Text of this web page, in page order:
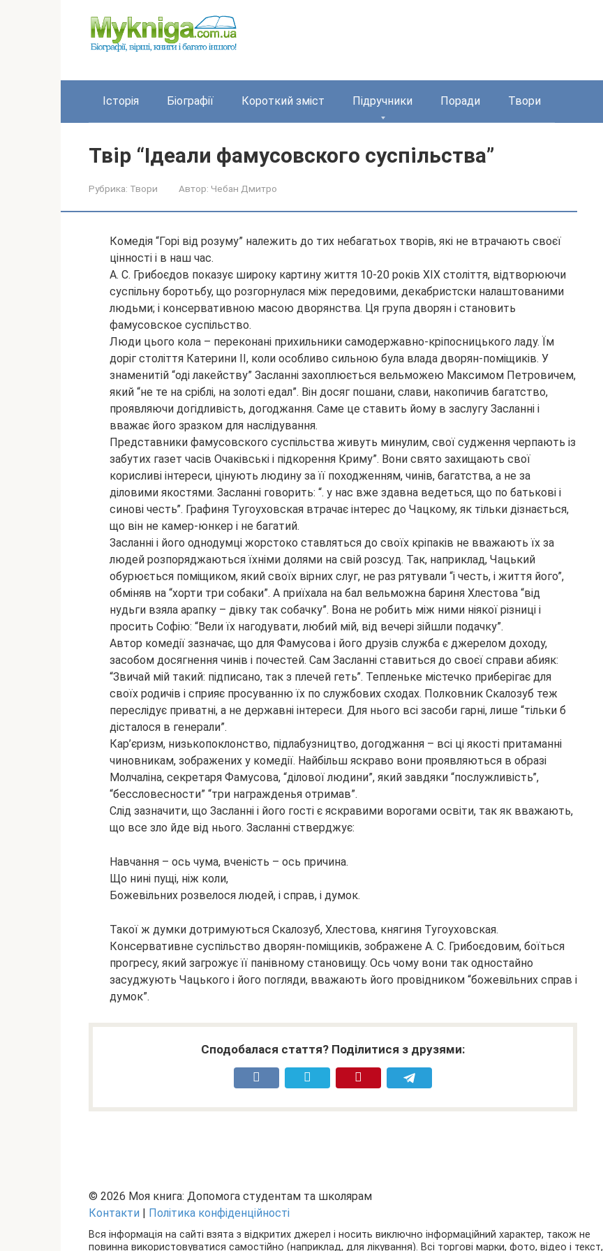
Історія Біографії Короткий зміст Підручники Поради Твори
Твір “Ідеали фамусовского суспільства”
Рубрика: Твори Автор: Чебан Дмитро
Комедія “Горі від розуму” належить до тих небагатьох творів, які не втрачають своєї
цінності і в наш час.
А. С. Грибоєдов показує широку картину життя 10-20 років XIX століття, відтворюючи
суспільну боротьбу, що розгорнулася між передовими, декабристски налаштованими
людьми; і консервативною масою дворянства. Ця група дворян і становить
фамусовское суспільство.
Люди цього кола – переконані прихильники самодержавно-кріпосницького ладу. Їм
доріг століття Катерини II, коли особливо сильною була влада дворян-поміщиків. У
знаменитій “оді лакейству” Засланні захоплюється вельможею Максимом Петровичем,
який “не те на сріблі, на золоті едал”. Він досяг пошани, слави, накопичив багатство,
проявляючи догідливість, догоджання. Саме це ставить йому в заслугу Засланні і
вважає його зразком для наслідування.
Представники фамусовского суспільства живуть минулим, свої судження черпають із
забутих газет часів Очаківські і підкорення Криму”. Вони свято захищають свої
корисливі інтереси, цінують людину за її походженням, чинів, багатства, а не за
діловими якостями. Засланні говорить: “. у нас вже здавна ведеться, що по батькові і
синові честь”. Графиня Тугоуховская втрачає інтерес до Чацкому, як тільки дізнається,
що він не камер-юнкер і не багатий.
Засланні і його однодумці жорстоко ставляться до своїх кріпаків не вважають їх за
людей розпоряджаються їхніми долями на свій розсуд. Так, наприклад, Чацький
обурюється поміщиком, який своїх вірних слуг, не раз рятували “і честь, і життя його”,
обміняв на “хорти три собаки”. А приїхала на бал вельможна бариня Хлестова “від
нудьги взяла арапку – дівку так собачку”. Вона не робить між ними ніякої різниці і
просить Софію: “Вели їх нагодувати, любий мій, від вечері зійшли подачку”.
Автор комедії зазначає, що для Фамусова і його друзів служба є джерелом доходу,
засобом досягнення чинів і почестей. Сам Засланні ставиться до своєї справи абияк:
“Звичай мій такий: підписано, так з плечей геть”. Тепленьке містечко приберігає для
своїх родичів і сприяє просуванню їх по службових сходах. Полковник Скалозуб теж
переслідує приватні, а не державні інтереси. Для нього всі засоби гарні, лише “тільки б
дісталося в генерали”.
Кар’єризм, низькопоклонство, підлабузництво, догоджання – всі ці якості притаманні
чиновникам, зображених у комедії. Найбільш яскраво вони проявляються в образі
Молчаліна, секретаря Фамусова, “ділової людини”, який завдяки “послужливість”,
“бессловесности” “три награжденья отримав”.
Слід зазначити, що Засланні і його гості є яскравими ворогами освіти, так як вважають,
що все зло йде від нього. Засланні стверджує:
Навчання – ось чума, вченість – ось причина.
Що нині пущі, ніж коли,
Божевільних розвелося людей, і справ, і думок.
Такої ж думки дотримуються Скалозуб, Хлестова, княгиня Тугоуховская.
Консервативне суспільство дворян-поміщиків, зображене А. С. Грибоєдовим, боїться
прогресу, який загрожує її панівному становищу. Ось чому вони так одностайно
засуджують Чацького і його погляди, вважають його провідником “божевільних справ і
думок”.
Сподобалася стаття? Поділитися з друзями:
© 2026 Моя книга: Допомога студентам та школярам
Контакти | Політика конфіденційності
Вся інформація на сайті взята з відкритих джерел і носить виключно інформаційний характер, також не
повинна використовуватися самостійно (наприклад, для лікування). Всі торгові марки, фото, відео і текст,